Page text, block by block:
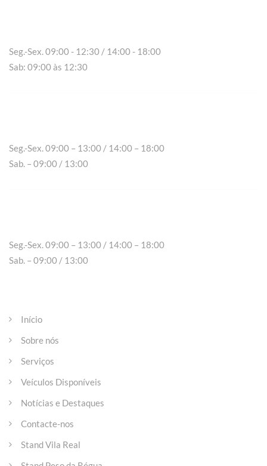
Seg.-Sex. 09:00 - 12:30 / 14:00 - 18:00
Sab: 09:00 às 12:30
Seg.-Sex. 09:00 – 13:00 / 14:00 – 18:00
Sab. – 09:00 / 13:00
Seg.-Sex. 09:00 – 13:00 / 14:00 – 18:00
Sab. – 09:00 / 13:00
Início
Sobre nós
Serviços
Veículos Disponíveis
Notícias e Destaques
Contacte-nos
Stand Vila Real